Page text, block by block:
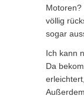
Motoren?
völlig
sogar
Ich kann
Da